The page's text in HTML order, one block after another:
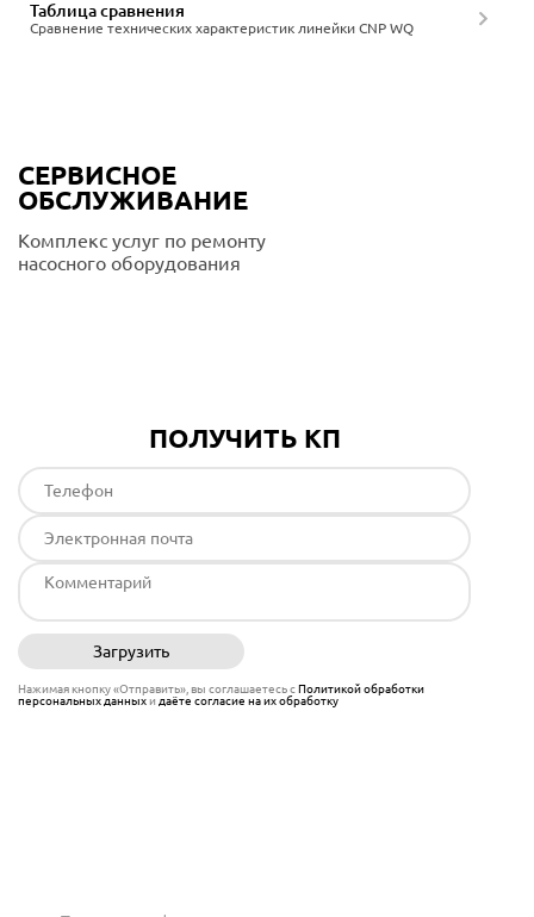
Сравнение технических характеристик линейки CNP WQ
Таблица сравнения
СЕРВИСНОЕ
ОБСЛУЖИВАНИЕ
Комплекс услуг по ремонту
насосного оборудования
ПОЛУЧИТЬ КП
Загрузить
Нажимая кнопку «Отправить», вы соглашаетесь сПолитикой обработки
персональных данныхи даёте согласие на их обработку